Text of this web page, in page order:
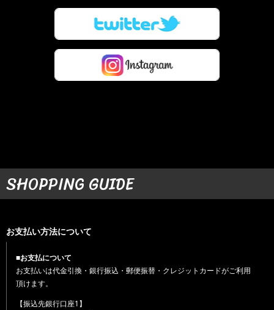
SHOPPING GUIDE
お支払い方法について
■お支払について
お支払いは代金引換・銀行振込・郵便振替・クレジットカードがご利用
頂けます。
【振込先銀行口座1】